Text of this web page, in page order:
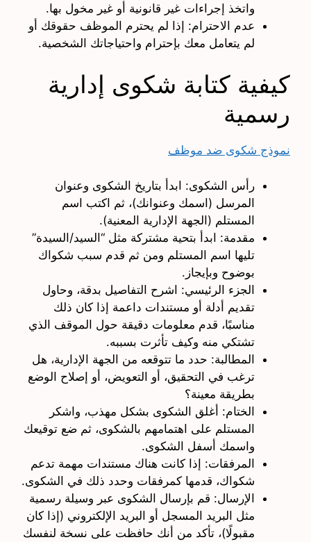
واتخذ إجراءات غير قانونية أو غير مخول بها.
عدم الاحترام: إذا لم يحترم الموظف حقوقك أو
لم يتعامل معك بإحترام واحتياجاتك الشخصية.
كيفية كتابة شكوى إدارية
رسمية
نموذج شكوى ضد موظف
رأس الشكوى: ابدأ بتاريخ الشكوى وعنوان
المرسل (اسمك وعنوانك)، ثم اكتب اسم
المستلم (الجهة الإدارية المعنية).
مقدمة: ابدأ بتحية مشتركة مثل “السيد/السيدة”
تليها اسم المستلم ومن ثم قدم سبب شكواك
بوضوح وبإيجاز.
الجزء الرئيسي: اشرح التفاصيل بدقة، وحاول
تقديم أدلة أو مستندات داعمة إذا كان ذلك
مناسبًا، قدم معلومات دقيقة حول الموقف الذي
تشتكي منه وكيف تأثرت بسببه.
المطالبة: حدد ما تتوقعه من الجهة الإدارية، هل
ترغب في التحقيق، أو التعويض، أو إصلاح الوضع
بطريقة معينة؟
الختام: أغلق الشكوى بشكل مهذب، واشكر
المستلم على اهتمامهم بالشكوى، ثم ضع توقيعك
واسمك أسفل الشكوى.
المرفقات: إذا كانت هناك مستندات مهمة تدعم
شكواك، قدمها كمرفقات وحدد ذلك في الشكوى.
الإرسال: قم بإرسال الشكوى عبر وسيلة رسمية
مثل البريد المسجل أو البريد الإلكتروني (إذا كان
مقبولًا)، تأكد من أنك حافظت على نسخة لنفسك